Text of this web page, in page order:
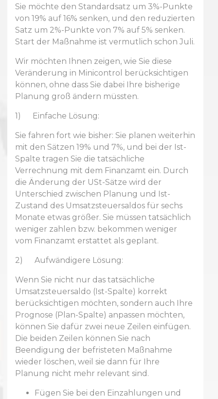
Sie möchte den Standardsatz um 3%-Punkte
von 19% auf 16% senken, und den reduzierten
Satz um 2%-Punkte von 7% auf 5% senken.
Start der Maßnahme ist vermutlich schon Juli.
Wir möchten Ihnen zeigen, wie Sie diese
Veränderung in Minicontrol berücksichtigen
können, ohne dass Sie dabei Ihre bisherige
Planung groß ändern müssten.
1) Einfache Lösung:
Sie fahren fort wie bisher: Sie planen weiterhin
mit den Sätzen 19% und 7%, und bei der Ist-
Spalte tragen Sie die tatsächliche
Verrechnung mit dem Finanzamt ein. Durch
die Änderung der USt-Sätze wird der
Unterschied zwischen Planung und Ist-
Zustand des Umsatzsteuersaldos für sechs
Monate etwas größer. Sie müssen tatsächlich
weniger zahlen bzw. bekommen weniger
vom Finanzamt erstattet als geplant.
2) Aufwändigere Lösung:
Wenn Sie nicht nur das tatsächliche
Umsatzsteuersaldo (Ist-Spalte) korrekt
berücksichtigen möchten, sondern auch Ihre
Prognose (Plan-Spalte) anpassen möchten,
können Sie dafür zwei neue Zeilen einfügen.
Die beiden Zeilen können Sie nach
Beendigung der befristeten Maßnahme
wieder löschen, weil sie dann für Ihre
Planung nicht mehr relevant sind.
Fügen Sie bei den Einzahlungen und